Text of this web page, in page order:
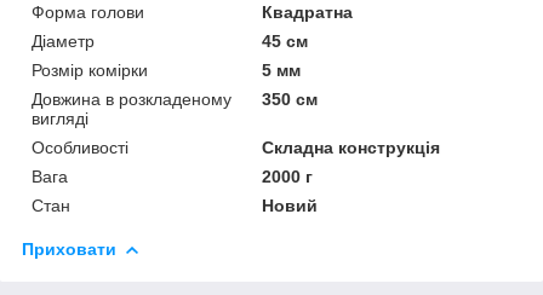
Форма голови
Квадратна
Діаметр
45 см
Розмір комірки
5 мм
Довжина в розкладеному
вигляді
350 см
Особливості
Складна конструкція
Вага
2000 г
Стан
Новий
Приховати